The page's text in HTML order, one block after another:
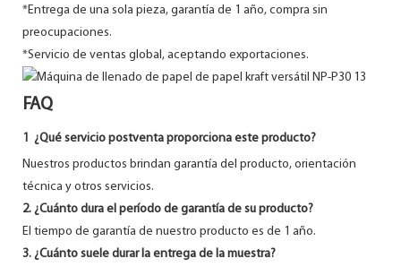
*Entrega de una sola pieza, garantía de 1 año, compra sin
preocupaciones.
*Servicio de ventas global, aceptando exportaciones.
FAQ
1 ¿Qué servicio postventa proporciona este producto?
Nuestros productos brindan garantía del producto, orientación
técnica y otros servicios.
2. ¿Cuánto dura el período de garantía de su producto?
El tiempo de garantía de nuestro producto es de 1 año.
3. ¿Cuánto suele durar la entrega de la muestra?